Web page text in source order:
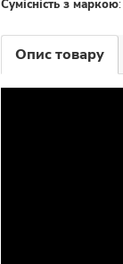
Сумісність з маркою:
Опис товару